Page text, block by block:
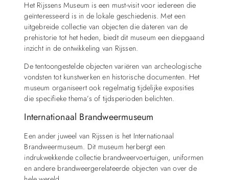
Het Rijssens Museum is een must-visit voor iedereen die
geïnteresseerd is in de lokale geschiedenis. Met een
uitgebreide collectie van objecten die dateren van de
prehistorie tot het heden, biedt dit museum een diepgaand
inzicht in de ontwikkeling van Rijssen.
De tentoongestelde objecten variëren van archeologische
vondsten tot kunstwerken en historische documenten. Het
museum organiseert ook regelmatig tijdelijke exposities
die specifieke thema’s of tijdsperioden belichten.
Internationaal Brandweermuseum
Een ander juweel van Rijssen is het Internationaal
Brandweermuseum. Dit museum herbergt een
indrukwekkende collectie brandweervoertuigen, uniformen
en andere brandweergerelateerde objecten van over de